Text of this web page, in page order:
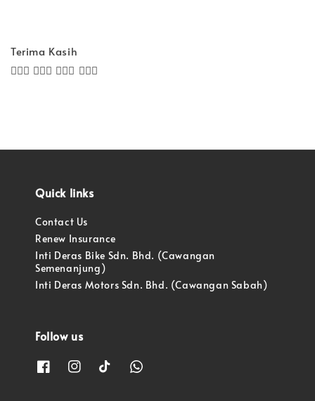
Terima Kasih
🙋🏻‍♀️ 🙋🏻‍♀️ 🙋🏻‍♀️ 🙋🏻‍♀️
Quick links
Contact Us
Renew Insurance
Inti Deras Bike Sdn. Bhd. (Cawangan
Semenanjung)
Inti Deras Motors Sdn. Bhd. (Cawangan Sabah)
Follow us